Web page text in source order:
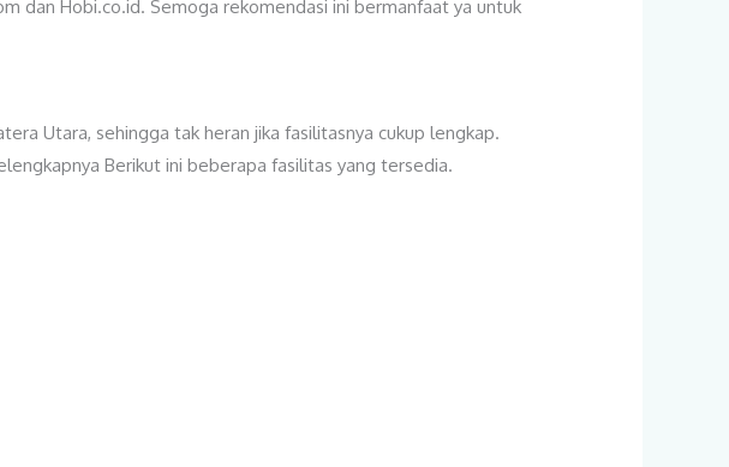
dan Hobi.co.id. Semoga rekomendasi ini bermanfaat ya untuk
Utara, sehingga tak heran jika fasilitasnya cukup lengkap.
Berikut ini beberapa fasilitas yang tersedia.